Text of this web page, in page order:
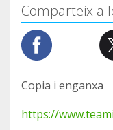
Comparteix a
Copia i enganxa
https://